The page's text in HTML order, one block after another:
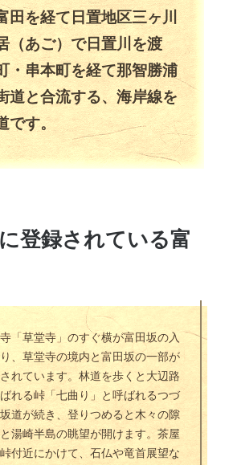
田を経て日置地区三ヶ川
（あご）で日置川を渡
・串本町を経て那智勝浦
道と合流する、海岸線を
です。
登録されている富
「草堂寺」のすぐ横が富田坂の入
、草堂寺の境内と富田坂の一部が
れています。林道を歩くと大辺路
れる峠「七曲り」と呼ばれるつづ
道が続き、登りつめると木々の隙
湯崎半島の眺望が開けます。茶屋
付近にかけて、石仏や竜首展望な